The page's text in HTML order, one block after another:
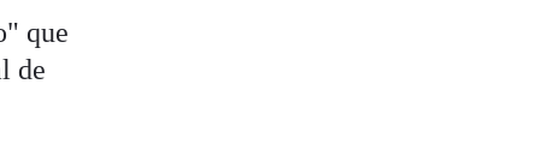
que
de